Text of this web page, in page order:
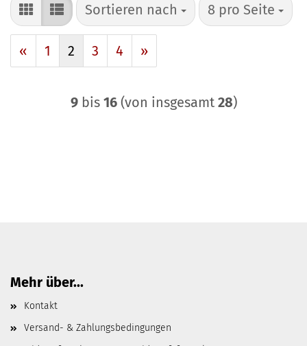
Sortieren nach
Sortieren nach 8 pro Seite
pro Seite
« 1 2 3 4 »
9bis 16(von insgesamt 28)
Mehr über...
Kontakt
Versand- & Zahlungsbedingungen